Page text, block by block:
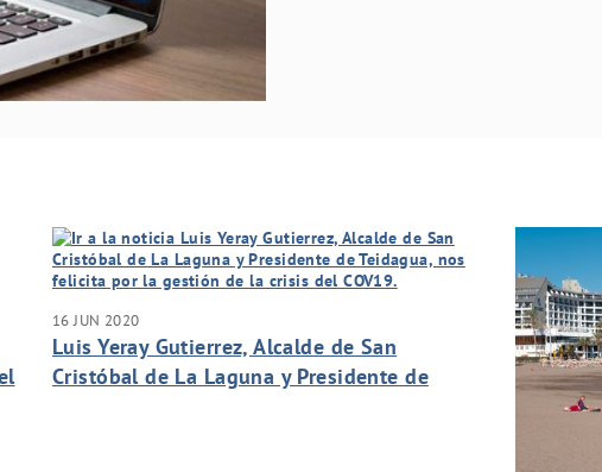
16 JUN 2020
Luis Yeray Gutierrez, Alcalde de San
Cristóbal de La Laguna y Presidente de